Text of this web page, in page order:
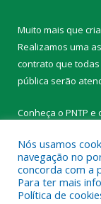
Muito mais que
Realizamos uma
contrato que
pública serão
Conheça o PNTP e
Todos os
Nós usamos
navegação no
concorda com a
Para ter mais
Política de